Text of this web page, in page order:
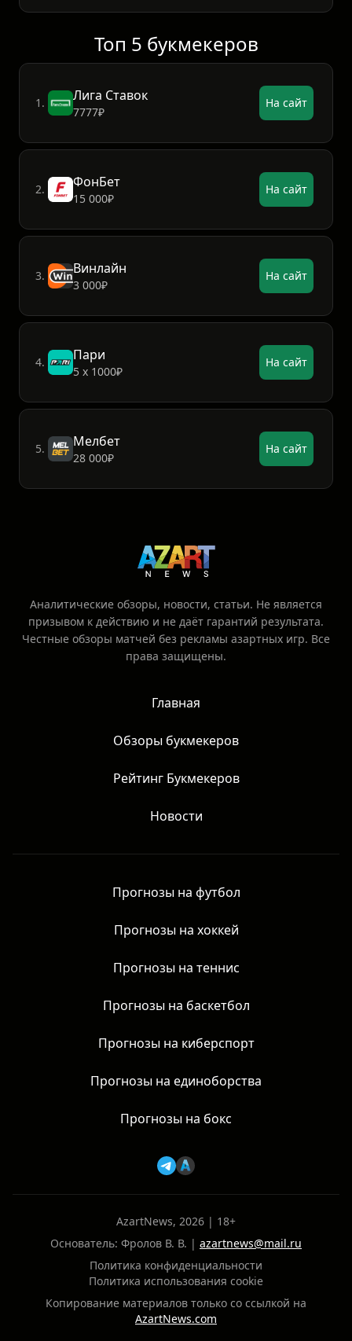
Топ 5 букмекеров
1. Лига Ставок
7777₽
На сайт
2. ФонБет
15 000₽
На сайт
3. Винлайн
3 000₽
На сайт
4. Пари
5 х 1000₽
На сайт
5. Мелбет
28 000₽
На сайт
Аналитические обзоры, новости, статьи. Не является
призывом к действию и не даёт гарантий результата.
Честные обзоры матчей без рекламы азартных игр. Все
права защищены.
Главная
Обзоры букмекеров
Рейтинг Букмекеров
Новости
Прогнозы на футбол
Прогнозы на хоккей
Прогнозы на теннис
Прогнозы на баскетбол
Прогнозы на киберспорт
Прогнозы на единоборства
Прогнозы на бокс
AzartNews, 2026 | 18+
Основатель: Фролов В. В. | azartnews@mail.ru
Политика конфиденциальности
Политика использования cookie
Копирование материалов только со ссылкой на
AzartNews.com